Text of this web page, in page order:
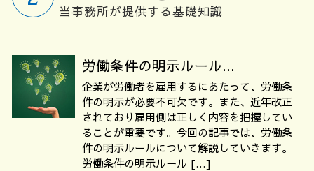
当事務所が提供する基礎知識
労働条件の明示ルール...
企業が労働者を雇用するにあたって、労働条
件の明示が必要不可欠です。また、近年改正
されており雇用側は正しく内容を把握してい
ることが重要です。今回の記事では、労働条
件の明示ルールについて解説していきます。
労働条件の明示ルール […]